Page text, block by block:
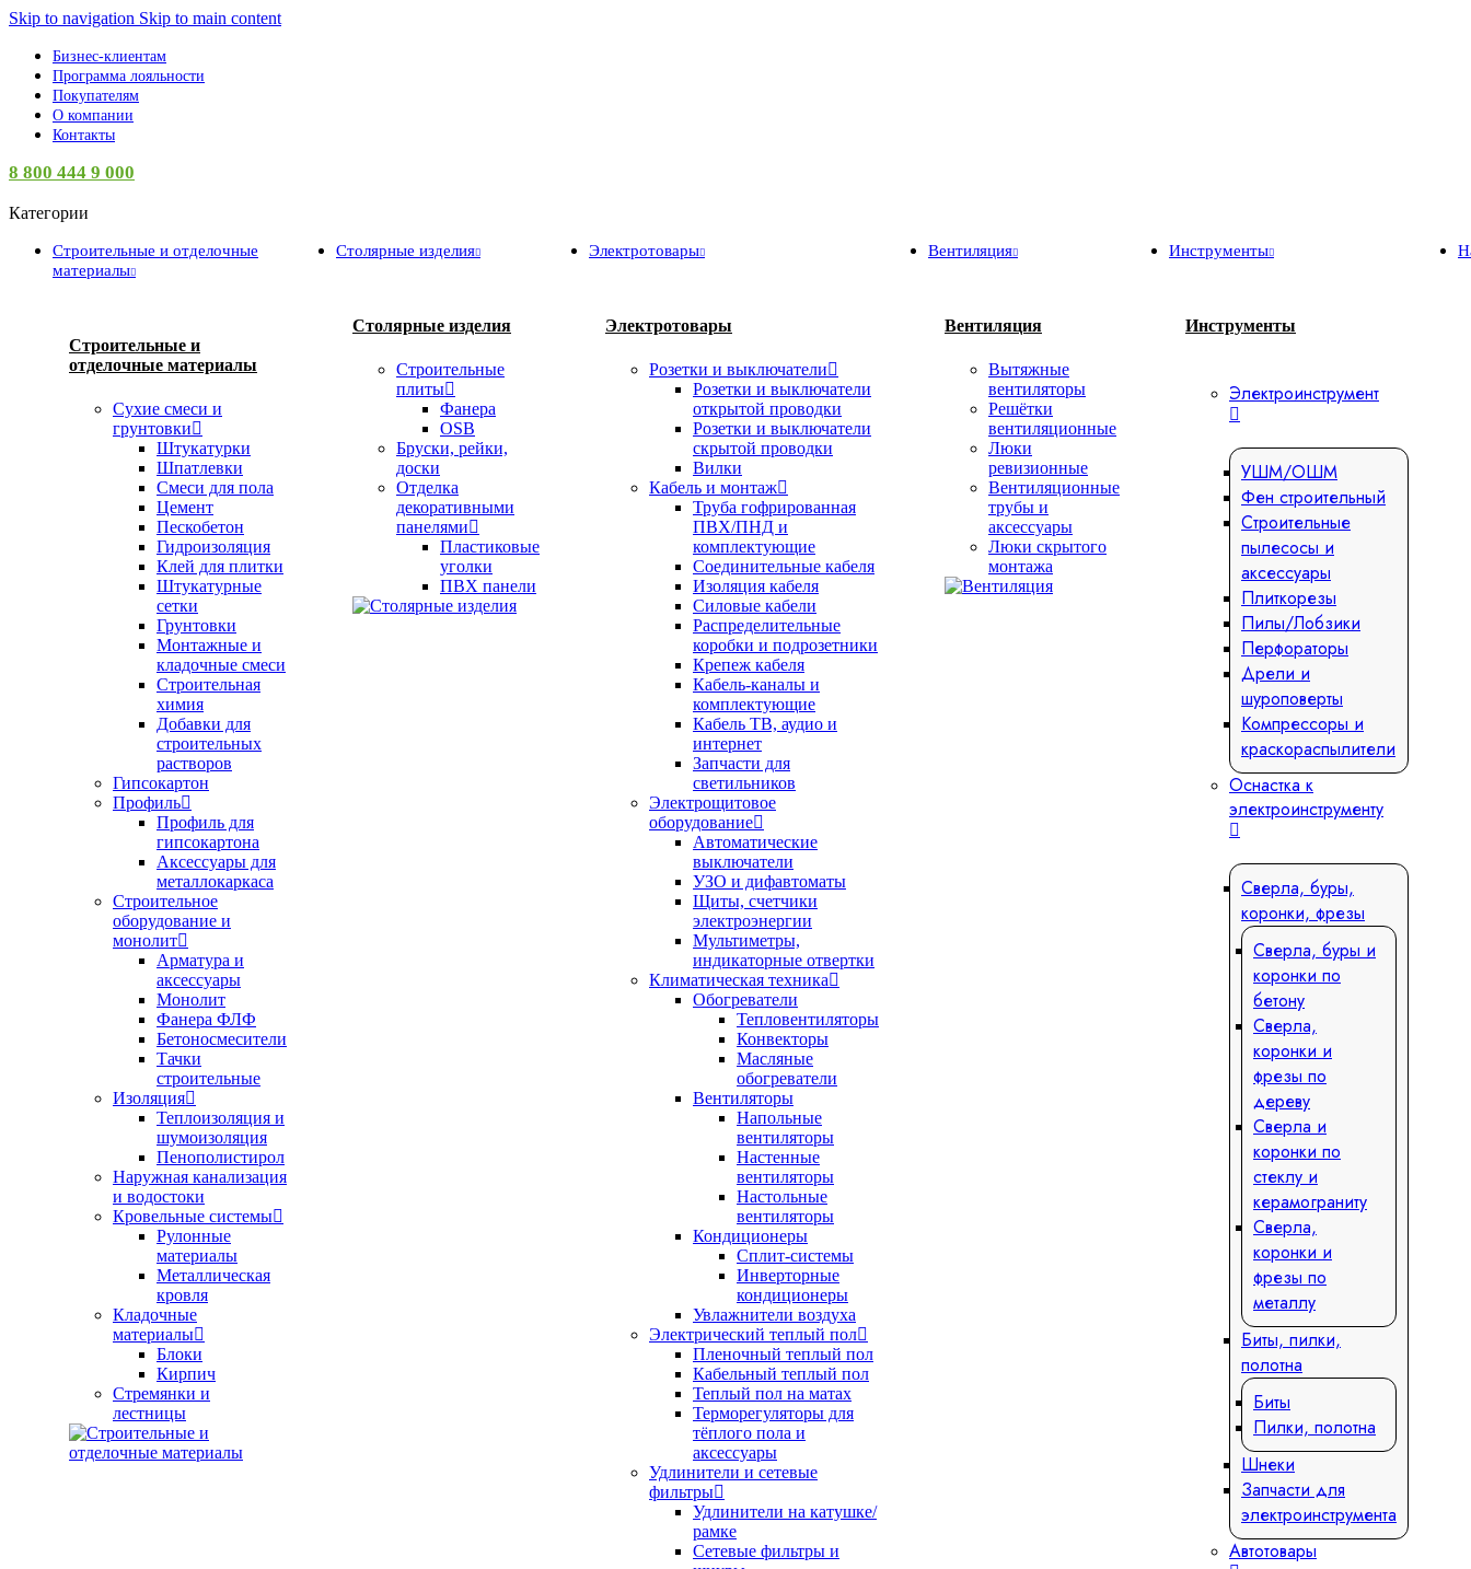
Skip to navigation Skip to main content
Бизнес-клиентам
Программа лояльности
Покупателям
О компании
Контакты
8 800 444 9 000
Категории
Строительные и отделочные
материалы
Строительные и
отделочные материалы
Сухие смеси и
грунтовки
Штукатурки
Шпатлевки
Смеси для пола
Цемент
Пескобетон
Гидроизоляция
Клей для плитки
Штукатурные
сетки
Грунтовки
Монтажные и
кладочные смеси
Строительная
химия
Добавки для
строительных
растворов
Гипсокартон
Профиль
Профиль для
гипсокартона
Аксессуары для
металлокаркаса
Строительное
оборудование и
монолит
Арматура и
аксессуары
Монолит
Фанера ФЛФ
Бетоносмесители
Тачки
строительные
Изоляция
Теплоизоляция и
шумоизоляция
Пенополистирол
Наружная канализация
и водостоки
Кровельные системы
Рулонные
материалы
Металлическая
кровля
Кладочные
материалы
Блоки
Кирпич
Стремянки и
лестницы
Столярные изделия
Столярные изделия
Строительные
плиты
Фанера
OSB
Бруски, рейки,
доски
Отделка
декоративными
панелями
Пластиковые
уголки
ПВХ панели
Электротовары
Электротовары
Розетки и выключатели
Розетки и выключатели
открытой проводки
Розетки и выключатели
скрытой проводки
Вилки
Кабель и монтаж
Труба гофрированная
ПВХ/ПНД и
комплектующие
Соединительные кабеля
Изоляция кабеля
Силовые кабели
Распределительные
коробки и подрозетники
Крепеж кабеля
Кабель-каналы и
комплектующие
Кабель ТВ, аудио и
интернет
Запчасти для
светильников
Электрощитовое
оборудование
Автоматические
выключатели
УЗО и дифавтоматы
Щиты, счетчики
электроэнергии
Мультиметры,
индикаторные отвертки
Климатическая техника
Обогреватели
Тепловентиляторы
Конвекторы
Масляные
обогреватели
Вентиляторы
Напольные
вентиляторы
Настенные
вентиляторы
Настольные
вентиляторы
Кондиционеры
Сплит-системы
Инверторные
кондиционеры
Увлажнители воздуха
Электрический теплый пол
Пленочный теплый пол
Кабельный теплый пол
Теплый пол на матах
Терморегуляторы для
тёплого пола и
аксессуары
Удлинители и сетевые
фильтры
Удлинители на катушке/
рамке
Сетевые фильтры и
Вентиляция
Вентиляция
Вытяжные
вентиляторы
Решётки
вентиляционные
Люки
ревизионные
Вентиляционные
трубы и
аксессуары
Люки скрытого
монтажа
Инструменты
Инструменты
Электроинструмент
УШМ/ОШМ
Фен строительный
Строительные
пылесосы и
аксессуары
Плиткорезы
Пилы/Лобзики
Перфораторы
Дрели и
шуроповерты
Компрессоры и
краскораспылители
Оснастка к
электроинструменту
Сверла, буры,
коронки, фрезы
Сверла, буры и
коронки по
бетону
Сверла,
коронки и
фрезы по
дереву
Сверла и
коронки по
стеклу и
керамограниту
Сверла,
коронки и
фрезы по
металлу
Биты, пилки,
полотна
Биты
Пилки, полотна
Шнеки
Запчасти для
электроинструмента
Автотовары